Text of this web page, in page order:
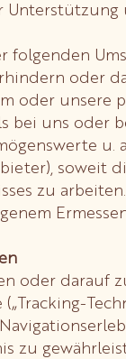
folgenden
oder
oder
bei uns oder
soweit
zu
oder darauf
(„Tracking-
zu